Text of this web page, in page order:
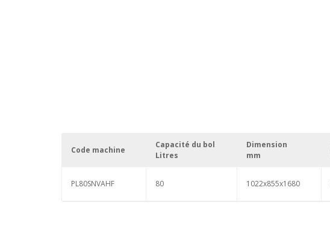
Code machine
Capacité du bol
Litres
Dimension
mm
PL80SNVAHF 80 1022x855x1680